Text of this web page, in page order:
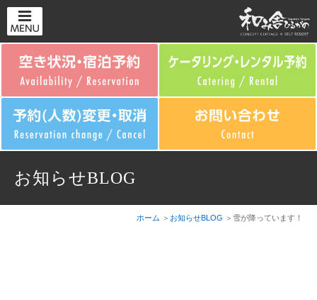
お知らせBLOG
ホーム お知らせBLOG 雪が降っています！